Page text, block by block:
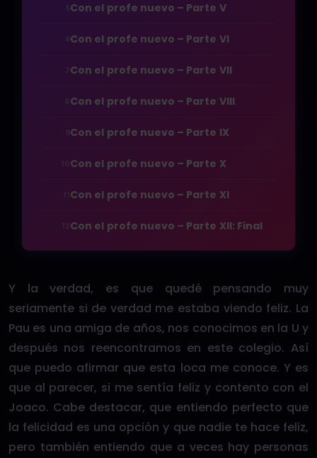
Con el profe nuevo – Parte V
Con el profe nuevo – Parte VI
Con el profe nuevo – Parte VII
Con el profe nuevo – Parte VIII
Con el profe nuevo – Parte IX
Con el profe nuevo – Parte X
Con el profe nuevo – Parte XI
Con el profe nuevo – Parte XII: Final
Y la verdad, es que quedé pensando muy
seriamente si de verdad me estaba viendo feliz. La
Pau es una amiga de años, nos conocimos en la U y
después nos reencontramos en este colegio. Así
que puedo afirmar que esta loca me conoce. Y es
que al parecer, si me sentía feliz y contento con el
Joaco. Cabe destacar, que entiendo perfecto que
la felicidad es una opción y que nadie te hace feliz,
pero también entiendo que a veces hay personas